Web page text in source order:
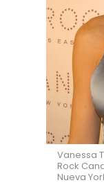
Vanessa
Rock
Nueva